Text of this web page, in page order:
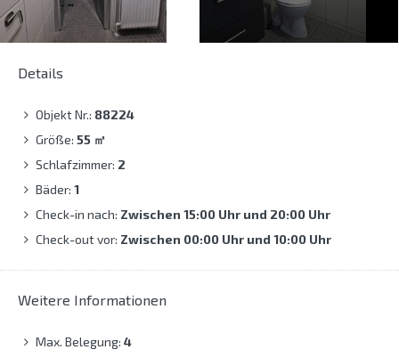
Details
Objekt Nr.: 88224
Größe: 55 ㎡
Schlafzimmer: 2
Bäder: 1
Check-in nach: Zwischen 15:00 Uhr und 20:00 Uhr
Check-out vor: Zwischen 00:00 Uhr und 10:00 Uhr
Weitere Informationen
Max. Belegung: 4